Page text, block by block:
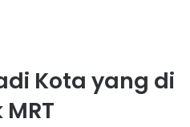
Kota yang di